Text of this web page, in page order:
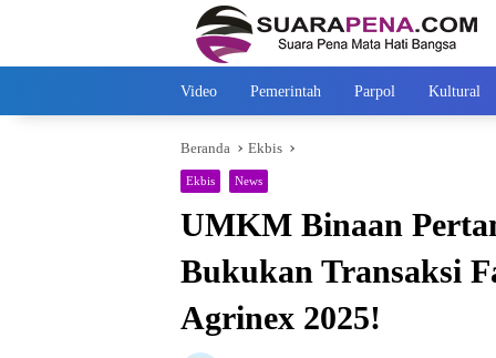
Video Pemerintah Parpol Kultural
Beranda Ekbis
Ekbis News
UMKM Binaan
Bukukan Transaksi
Agrinex 2025!